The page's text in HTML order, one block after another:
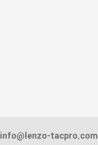
info@lenzo-tacpro.com